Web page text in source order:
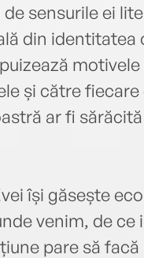
sensurile ei
din
și către
ar fi
își găsește
venim, de ce
pare să